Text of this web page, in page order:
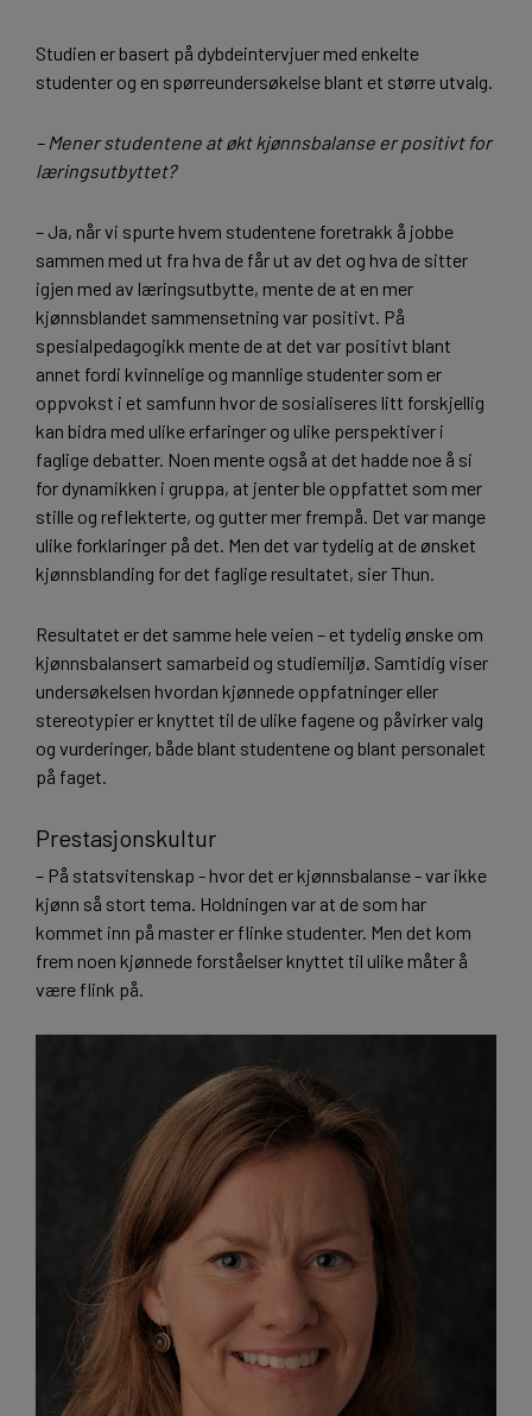
Studien er basert på dybdeintervjuer med enkelte
studenter og en spørreundersøkelse blant et større utvalg.
– Mener studentene at økt kjønnsbalanse er positivt for
læringsutbyttet?
– Ja, når vi spurte hvem studentene foretrakk å jobbe
sammen med ut fra hva de får ut av det og hva de sitter
igjen med av læringsutbytte, mente de at en mer
kjønnsblandet sammensetning var positivt. På
spesialpedagogikk mente de at det var positivt blant
annet fordi kvinnelige og mannlige studenter som er
oppvokst i et samfunn hvor de sosialiseres litt forskjellig
kan bidra med ulike erfaringer og ulike perspektiver i
faglige debatter. Noen mente også at det hadde noe å si
for dynamikken i gruppa, at jenter ble oppfattet som mer
stille og reflekterte, og gutter mer frempå. Det var mange
ulike forklaringer på det. Men det var tydelig at de ønsket
kjønnsblanding for det faglige resultatet, sier Thun.
Resultatet er det samme hele veien – et tydelig ønske om
kjønnsbalansert samarbeid og studiemiljø. Samtidig viser
undersøkelsen hvordan kjønnede oppfatninger eller
stereotypier er knyttet til de ulike fagene og påvirker valg
og vurderinger, både blant studentene og blant personalet
på faget.
Prestasjonskultur
– På statsvitenskap - hvor det er kjønnsbalanse - var ikke
kjønn så stort tema. Holdningen var at de som har
kommet inn på master er flinke studenter. Men det kom
frem noen kjønnede forståelser knyttet til ulike måter å
være flink på.